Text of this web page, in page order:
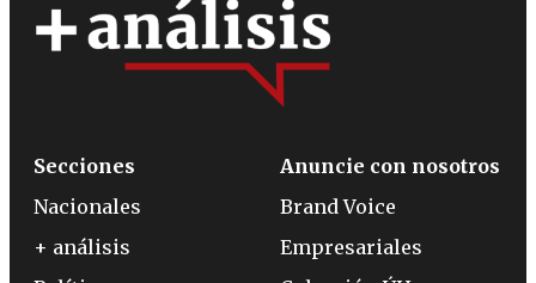
Secciones
Nacionales
+ análisis
Anuncie con nosotros
Brand Voice
Empresariales